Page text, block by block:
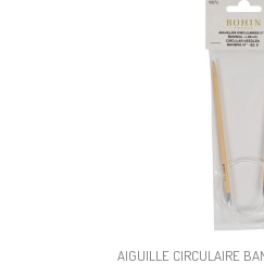
AIGUILLE CIRCULAIRE